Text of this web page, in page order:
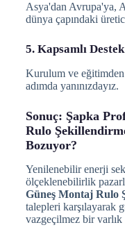
Asya'dan Avrupa'ya,
dünya çapındaki
5. Kapsamlı Destek
Kurulum ve eğitimden
adımda yanınızdayız.
Sonuç: Şapka
Rulo
Bozuyor?
Yenilenebilir enerji
ölçeklenebilirlik
Güneş Montaj Rulo
talepleri karşılayarak
vazgeçilmez bir